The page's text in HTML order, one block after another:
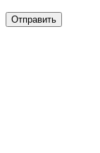
Отправить